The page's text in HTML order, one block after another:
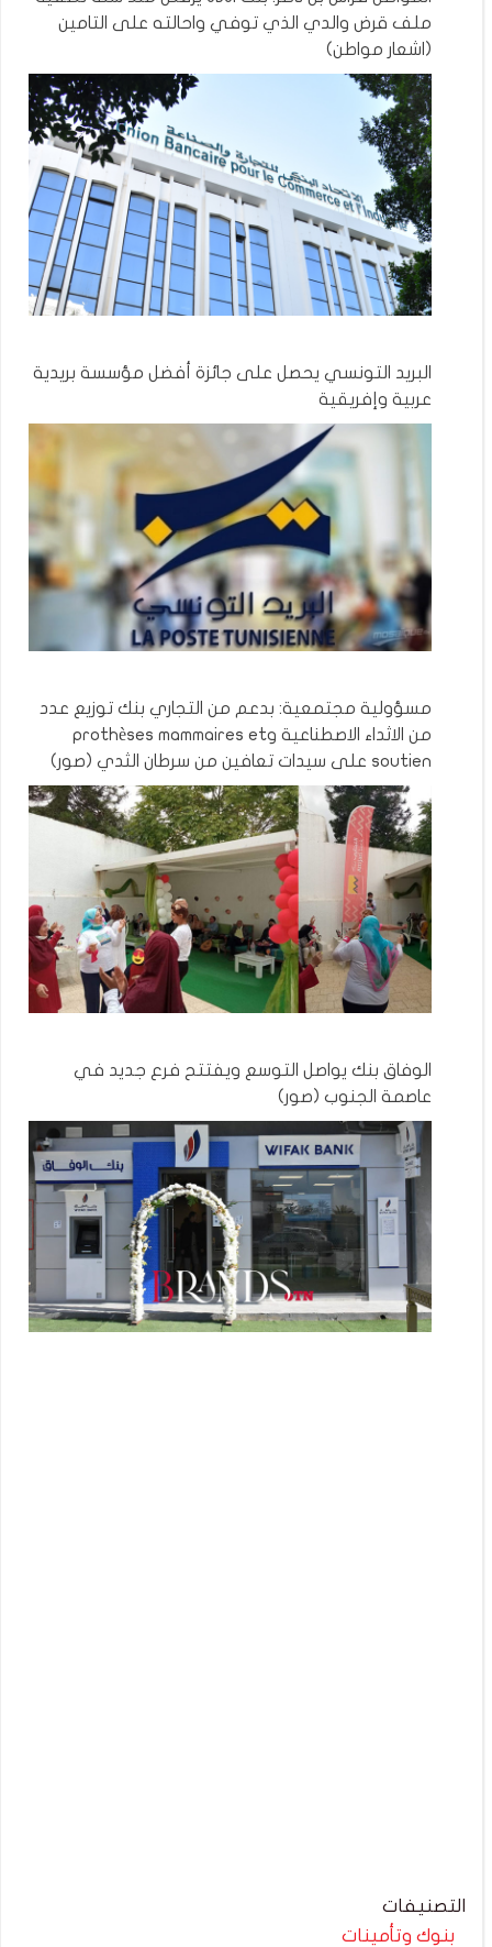
ملف قرض والدي الذي توفي واحالته على التامين
(اشعار مواطن)
البريد التونسي يحصل على جائزة أفضل مؤسسة بريدية
عربية وإفريقية
مسؤولية مجتمعية: بدعم من التجاري بنك توزيع عدد
من الاثداء الاصطناعية وprothèses mammaires et
soutien على سيدات تعافين من سرطان الثدي (صور)
الوفاق بنك يواصل التوسع ويفتتح فرع جديد في
عاصمة الجنوب (صور)
التصنيفات
بنوك وتأمينات